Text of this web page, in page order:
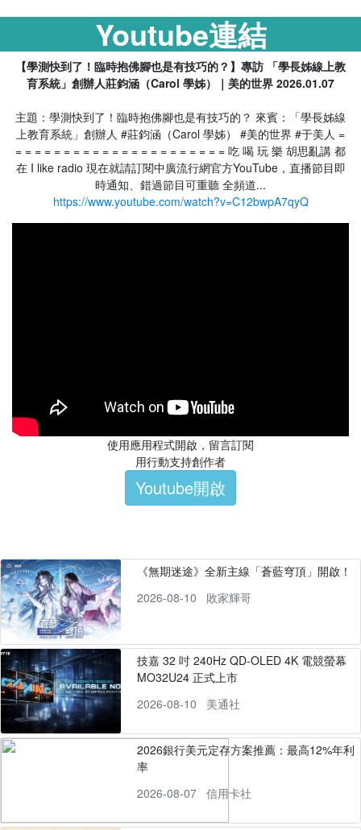
Youtube連結
【學測快到了！臨時抱佛腳也是有技巧的？】專訪 「學長姊線上教
育系統」創辦人莊鈞涵（Carol 學姊）｜美的世界 2026.01.07
主題：學測快到了！臨時抱佛腳也是有技巧的？ 來賓：「學長姊線
上教育系統」創辦人 #莊鈞涵（Carol 學姊） #美的世界 #于美人 =
= = = = = = = = = = = = = = = = = = = = = = 吃 喝 玩 樂 胡思亂講 都
在 I like radio 現在就請訂閱中廣流行網官方YouTube，直播節目即
時通知、錯過節目可重聽 全頻道...
https://www.youtube.com/watch?v=C12bwpA7qyQ
使用應用程式開啟，留言訂閱
用行動支持創作者
Youtube開啟
《無期迷途》全新主線「蒼藍穹頂」開啟！
2026-08-10
敗家輝哥
技嘉 32 吋 240Hz QD-OLED 4K 電競螢幕
MO32U24 正式上市
2026-08-10
美通社
2026銀行美元定存方案推薦：最高12%年利
率
2026-08-07
信用卡社